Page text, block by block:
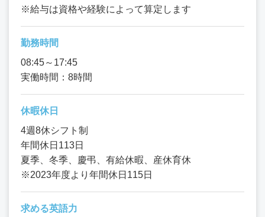
※給与は資格や経験によって算定します
勤務時間
08:45～17:45
実働時間：8時間
休暇休日
4週8休シフト制
年間休日113日
夏季、冬季、慶弔、有給休暇、産休育休
※2023年度より年間休日115日
求める英語力